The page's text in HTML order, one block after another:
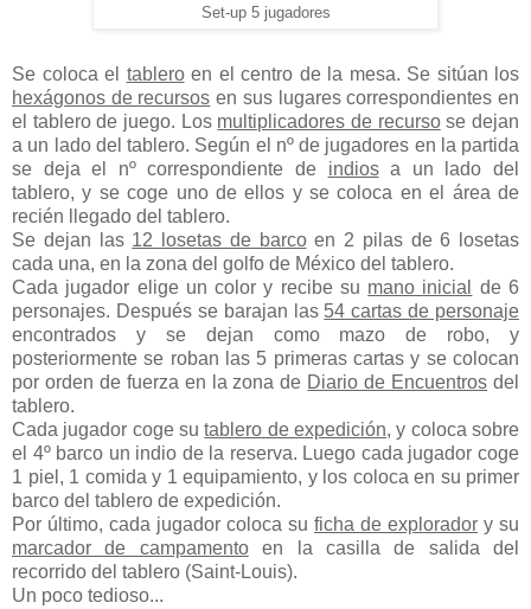
Set-up 5 jugadores
Se coloca el tableroen el centro de la mesa. Se sitúan los
hexágonos de recursos en sus lugares correspondientes en
el tablero de juego. Los multiplicadores de recursose dejan
a un lado del tablero. Según el nº de jugadores en la partida
se deja el nº correspondiente de indiosa un lado del
tablero, y se coge uno de ellos y se coloca en el área de
recién llegado del tablero.
Se dejan las 12 losetas de barcoen 2 pilas de 6 losetas
cada una, en la zona del golfo de México del tablero.
Cada jugador elige un color y recibe su mano inicial
de 6
personajes. Después se barajan las 54 cartas de personaje
encontrados y se dejan como mazo de robo, y
posteriormente se roban las 5 primeras cartas y se colocan
por orden de fuerza en la zona de Diario de Encuentros del
tablero.
Cada jugador coge sutablero de expedición, y coloca sobre
el 4º barco un indio de la reserva. Luego cada jugador coge
1 piel, 1 comida y 1 equipamiento, y los coloca en su primer
barco del tablero de expedición.
Por último, cada jugador coloca su ficha de explorador y su
marcador de campamentoen la casilla de salida del
recorrido del tablero (Saint-Louis).
Un poco tedioso...